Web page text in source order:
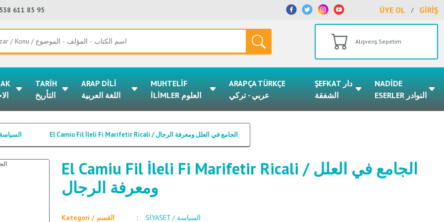
611 85 95 ÜYE OL / GİRİŞ
Alışveriş Sepetim
TARİH
التأريخ
ARAP DİLİ
اللغة العربية
MUHTELİF
İLİMLER العلوم
ARAPÇA TÜRKÇE
عربي - تركي
ŞEFKAT دار
الشفقة
NADİDE
ESERLER النوادر
SİYASET / السياسة El Camiu Fil İleli Fi Marifetir Ricali / الجامع في العلل ومعرفة الرجال
El Camiu Fil İleli Fi Marifetir Ricali / الجامع في العلل
ومعرفة الرجال
Kategori / القسم SİYASET / السياسة